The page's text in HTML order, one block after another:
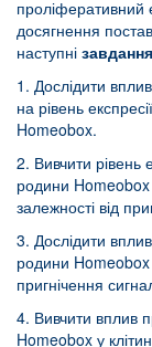
досягнення
наступні завдання
1. Дослідити
на рівень
Homeobox.
2. Вивчити рівень
родини Homeobox
залежності від
3. Дослідити
родини Homeobox
пригнічення
4. Вивчити вплив
Homeobox у